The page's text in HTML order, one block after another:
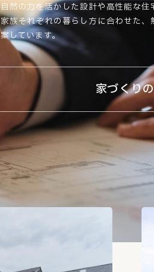
自然の力を活かした設計や高性能な住
家族それぞれの暮らし方に合わせた
案しています。
家づくり